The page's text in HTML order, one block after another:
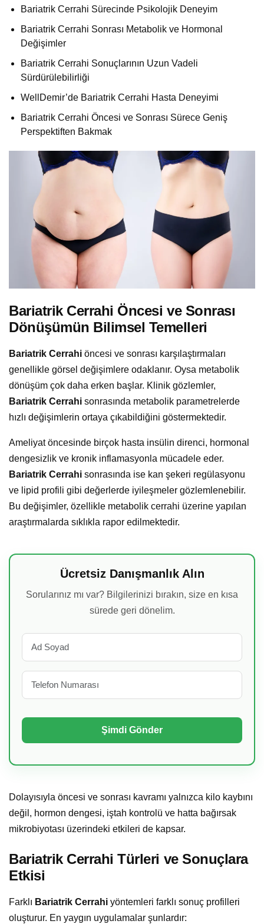
Bariatrik Cerrahi Sürecinde Psikolojik Deneyim
Bariatrik Cerrahi Sonrası Metabolik ve Hormonal
Değişimler
Bariatrik Cerrahi Sonuçlarının Uzun Vadeli
Sürdürülebilirliği
WellDemir’de Bariatrik Cerrahi Hasta Deneyimi
Bariatrik Cerrahi Öncesi ve Sonrası Sürece Geniş
Perspektiften Bakmak
Bariatrik Cerrahi Öncesi ve Sonrası
Dönüşümün Bilimsel Temelleri
Bariatrik Cerrahi öncesi ve sonrası karşılaştırmaları
genellikle görsel değişimlere odaklanır. Oysa metabolik
dönüşüm çok daha erken başlar. Klinik gözlemler,
Bariatrik Cerrahi sonrasında metabolik parametrelerde
hızlı değişimlerin ortaya çıkabildiğini göstermektedir.
Ameliyat öncesinde birçok hasta insülin direnci, hormonal
dengesizlik ve kronik inflamasyonla mücadele eder.
Bariatrik Cerrahi sonrasında ise kan şekeri regülasyonu
ve lipid profili gibi değerlerde iyileşmeler gözlemlenebilir.
Bu değişimler, özellikle metabolik cerrahi üzerine yapılan
araştırmalarda sıklıkla rapor edilmektedir.
Ücretsiz Danışmanlık Alın
Sorularınız mı var? Bilgilerinizi bırakın, size en kısa
sürede geri dönelim.
Dolayısıyla öncesi ve sonrası kavramı yalnızca kilo kaybını
değil, hormon dengesi, iştah kontrolü ve hatta bağırsak
mikrobiyotası üzerindeki etkileri de kapsar.
Bariatrik Cerrahi Türleri ve Sonuçlara
Etkisi
Farklı Bariatrik Cerrahi yöntemleri farklı sonuç profilleri
oluşturur. En yaygın uygulamalar şunlardır: